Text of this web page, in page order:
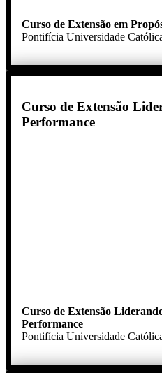
Curso de Extensão em
Pontifícia Universidade
Curso de Extensão
Performance
Curso de Extensão
Performance
Pontifícia Universidade